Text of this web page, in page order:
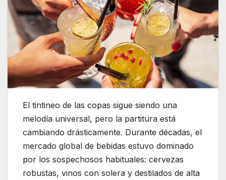
El tintineo de las copas sigue siendo una
melodía universal, pero la partitura está
cambiando drásticamente. Durante décadas, el
mercado global de bebidas estuvo dominado
por los sospechosos habituales: cervezas
robustas, vinos con solera y destilados de alta